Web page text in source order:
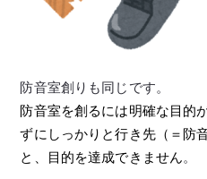
防音室創りも同じです。
防音室を創るには明確な目的
ずにしっかりと行き先（＝防
と、目的を達成でき ません。